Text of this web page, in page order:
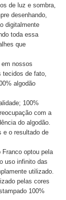
de luz e sombra,
desenhando,
digitalmente
toda essa
que
nossos
de fato,
algodão
100%
com a
do algodão.
e o resultado de
optou pela
uso infinito das
utilizado.
pelas cores
100%